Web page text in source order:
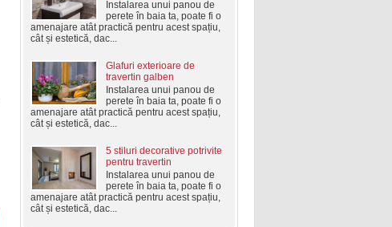
Instalarea unui panou de
perete în baia ta, poate fi o
amenajare atât practică pentru acest spațiu,
cât și estetică, dac...
Glafuri exterioare de
travertin galben
Instalarea unui panou de
perete în baia ta, poate fi o
amenajare atât practică pentru acest spațiu,
cât și estetică, dac...
5 stiluri decorative potrivite
pentru travertin
Instalarea unui panou de
perete în baia ta, poate fi o
amenajare atât practică pentru acest spațiu,
cât și estetică, dac...